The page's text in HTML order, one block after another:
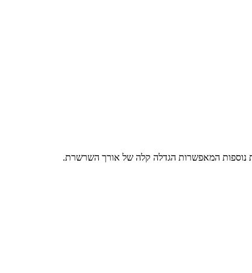
נוספות המאפשרות הגדלה קלה של אורך השרשרת.